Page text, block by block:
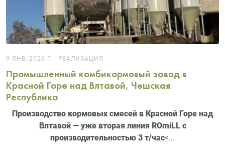
9 ЯНВ. 2026 Г. РЕАЛИЗАЦИЯ
Промышленный комбикормовый завод в
Красной Горе над Влтавой, Чешская
Республика
Производство кормовых смесей в Красной Горе над
Влтавой — уже вторая линия ROmiLL с
производительностью 3 т/час<...